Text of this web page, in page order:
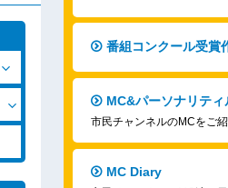
番組コンクール受賞
MC&パーソナリティ
市民チャンネルのMCをご
MC Diary